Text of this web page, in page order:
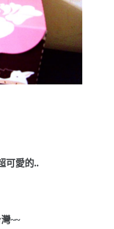
可愛的..
~~